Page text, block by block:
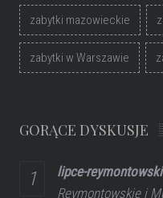
zabytki mazowieckie
zabytki w Warszawie
GORĄCE DYSKUSJE
lipce-
Reymontowskie i